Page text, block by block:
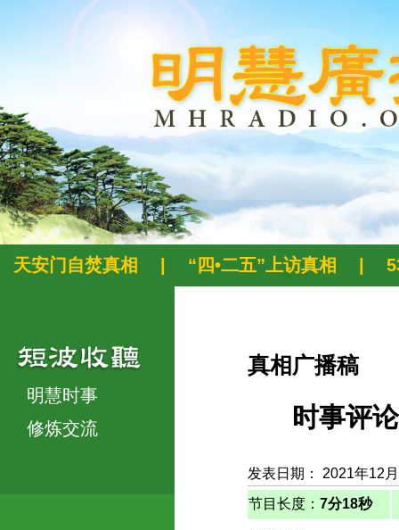
天安门自焚真相 “四•二五”上访真相
明慧时事
修炼交流
真相广播稿
时事评
发表日期： 2021年12
节目长度： 7分18秒